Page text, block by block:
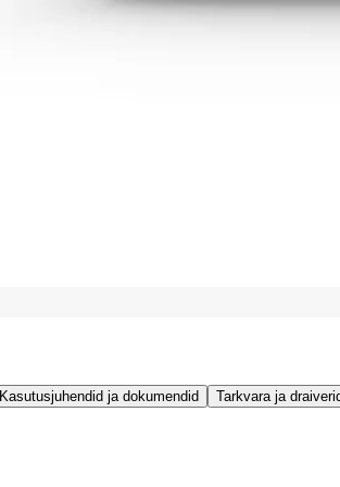
Kasutusjuhendid ja dokumendid Tarkvara ja